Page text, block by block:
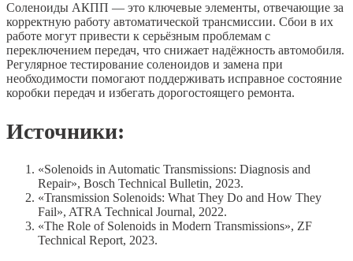
Соленоиды АКПП — это ключевые элементы, отвечающие за
корректную работу автоматической трансмиссии. Сбои в их
работе могут привести к серьёзным проблемам с
переключением передач, что снижает надёжность автомобиля.
Регулярное тестирование соленоидов и замена при
необходимости помогают поддерживать исправное состояние
коробки передач и избегать дорогостоящего ремонта.
Источники:
«Solenoids in Automatic Transmissions: Diagnosis and
Repair», Bosch Technical Bulletin, 2023.
«Transmission Solenoids: What They Do and How They
Fail», ATRA Technical Journal, 2022.
«The Role of Solenoids in Modern Transmissions», ZF
Technical Report, 2023.